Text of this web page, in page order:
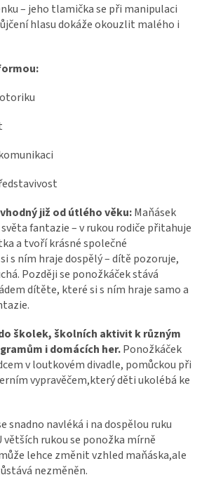
– jeho tlamička se při manipulaci
hlasu dokáže okouzlit malého i
již od útlého věku:Maňásek
fantazie – v rukou rodiče přitahuje
a tvoří krásné společné
s ním hraje dospělý – dítě pozoruje,
Později se ponožkáček stává
dítěte, které si s ním hraje samo a
školek, školních aktivit k různým
i domácích her.Ponožkáček
v loutkovém divadle, pomůckou při
vypravěčem,který děti ukolébá ke
snadno navléká i na dospělou ruku
větších rukou se ponožka mírně
lehce změnit vzhled maňáska,ale
nezměněn.